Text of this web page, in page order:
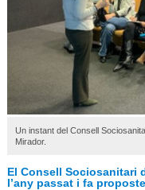
Un instant del Consell
Mirador.
El Consell Sociosanitari
l’any passat i fa